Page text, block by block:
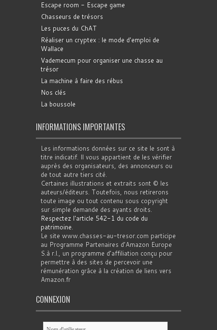
Escape room - Escape game
Chasseurs de trésors
Les puces du ChAT
Réaliser un cryptex : le mode d'emploi de
Wallace
Vademecum pour organiser une chasse au
trésor
La machine à faire des rébus
Nos clés
La boussole
INFORMATIONS IMPORTANTES
Les informations données sur ce site le sont à
titre indicatif. Il vous appartient de les vérifier
auprès des organisateurs, des annonceurs ou
de tout autre tiers cité.
Certaines illustrations et extraits sont © les
auteurs/éditeurs. Toutefois, nous retirerons
toute image ou tout contenu sous copyright
sur simple demande des ayants droits.
Respectez l'article 542-1 du code du
patrimoine.
Le site www.chasses-au-tresor.com participe
au Programme Partenaires d’Amazon Europe
S.à r.l., un programme d’affiliation conçu pour
permettre à des sites de percevoir une
rémunération grâce à la création de liens vers
Amazon.fr
CONNEXION